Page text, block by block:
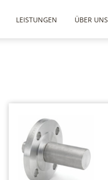
LEISTUNGEN ÜBER UNS